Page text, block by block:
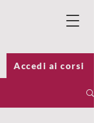
Accedi ai corsi